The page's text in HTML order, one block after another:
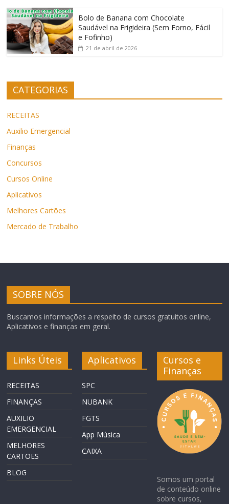
Bolo de Banana com Chocolate
Saudável na Frigideira (Sem Forno, Fácil
e Fofinho)
21 de abril de 2026
CATEGORIAS
RECEITAS
Auxilio Emergencial
Finanças
Concursos
Cursos Online
Aplicativos
Melhores Cartões
Mercado de Trabalho
SOBRE NÓS
Buscamos informações a respeito de cursos gratuitos online,
Aplicativos e finanças em geral.
Links Úteis
RECEITAS
FINANÇAS
AUXILIO
EMERGENCIAL
MELHORES
CARTOES
BLOG
Aplicativos
SPC
NUBANK
FGTS
App Música
CAIXA
Cursos e
Finanças
Somos um portal
de conteúdo online
sobre cursos,